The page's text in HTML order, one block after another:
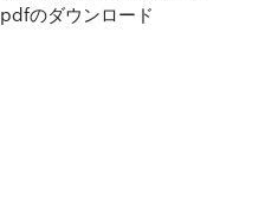
pdfのダウンロード